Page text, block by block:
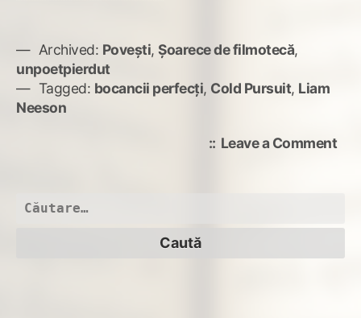
Archived: Povești, Șoarece de filmotecă,
unpoetpierdut
Tagged: bocancii perfecți, Cold Pursuit, Liam
Neeson
Leave a Commenton
Caută